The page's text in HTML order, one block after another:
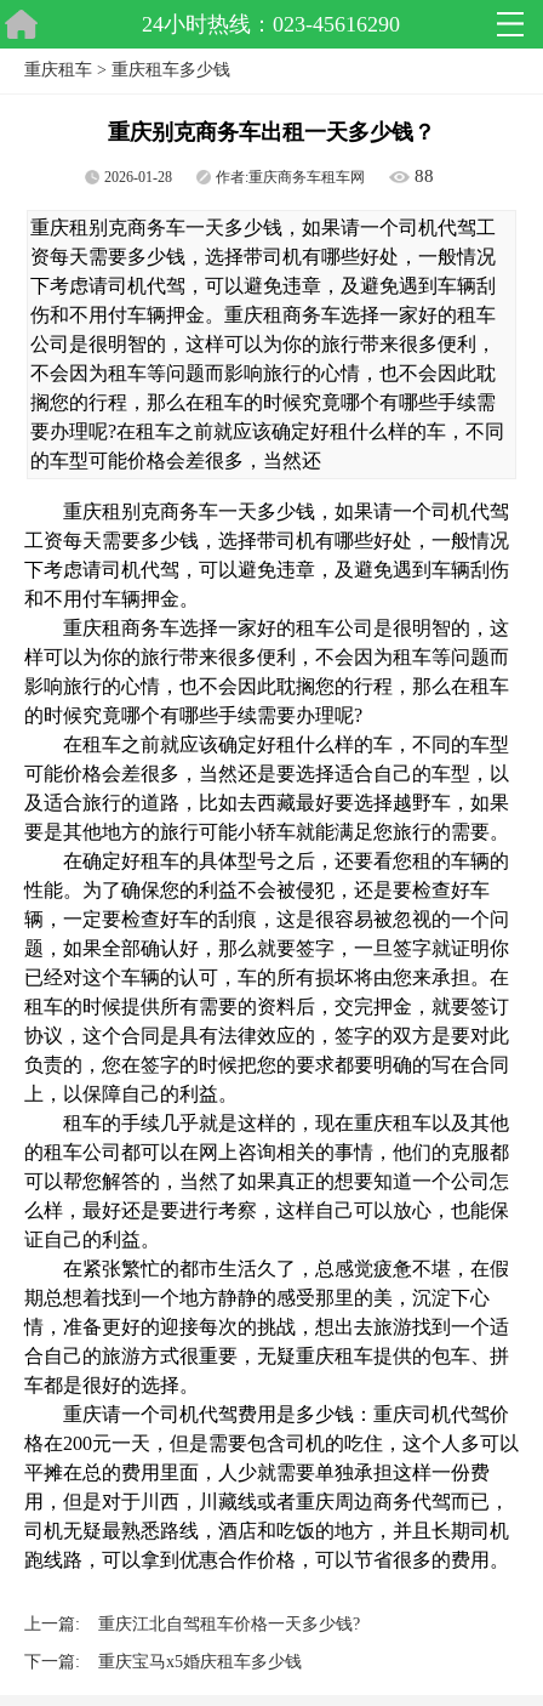
24小时热线：023-45616290
重庆租车 > 重庆租车多少钱
重庆别克商务车出租一天多少钱？
2026-01-28 作者:重庆商务车租车网 88
重庆租别克商务车一天多少钱，如果请一个司机代驾工
资每天需要多少钱，选择带司机有哪些好处，一般情况
下考虑请司机代驾，可以避免违章，及避免遇到车辆刮
伤和不用付车辆押金。重庆租商务车选择一家好的租车
公司是很明智的，这样可以为你的旅行带来很多便利，
不会因为租车等问题而影响旅行的心情，也不会因此耽
搁您的行程，那么在租车的时候究竟哪个有哪些手续需
要办理呢?在租车之前就应该确定好租什么样的车，不同
的车型可能价格会差很多，当然还
重庆租别克商务车一天多少钱，如果请一个司机代驾
工资每天需要多少钱，选择带司机有哪些好处，一般情况
下考虑请司机代驾，可以避免违章，及避免遇到车辆刮伤
和不用付车辆押金。
重庆租商务车选择一家好的租车公司是很明智的，这
样可以为你的旅行带来很多便利，不会因为租车等问题而
影响旅行的心情，也不会因此耽搁您的行程，那么在租车
的时候究竟哪个有哪些手续需要办理呢?
在租车之前就应该确定好租什么样的车，不同的车型
可能价格会差很多，当然还是要选择适合自己的车型，以
及适合旅行的道路，比如去西藏最好要选择越野车，如果
要是其他地方的旅行可能小轿车就能满足您旅行的需要。
在确定好租车的具体型号之后，还要看您租的车辆的
性能。为了确保您的利益不会被侵犯，还是要检查好车
辆，一定要检查好车的刮痕，这是很容易被忽视的一个问
题，如果全部确认好，那么就要签字，一旦签字就证明你
已经对这个车辆的认可，车的所有损坏将由您来承担。在
租车的时候提供所有需要的资料后，交完押金，就要签订
协议，这个合同是具有法律效应的，签字的双方是要对此
负责的，您在签字的时候把您的要求都要明确的写在合同
上，以保障自己的利益。
租车的手续几乎就是这样的，现在重庆租车以及其他
的租车公司都可以在网上咨询相关的事情，他们的克服都
可以帮您解答的，当然了如果真正的想要知道一个公司怎
么样，最好还是要进行考察，这样自己可以放心，也能保
证自己的利益。
在紧张繁忙的都市生活久了，总感觉疲惫不堪，在假
期总想着找到一个地方静静的感受那里的美，沉淀下心
情，准备更好的迎接每次的挑战，想出去旅游找到一个适
合自己的旅游方式很重要，无疑重庆租车提供的包车、拼
车都是很好的选择。
重庆请一个司机代驾费用是多少钱：重庆司机代驾价
格在200元一天，但是需要包含司机的吃住，这个人多可以
平摊在总的费用里面，人少就需要单独承担这样一份费
用，但是对于川西，川藏线或者重庆周边商务代驾而已，
司机无疑最熟悉路线，酒店和吃饭的地方，并且长期司机
跑线路，可以拿到优惠合作价格，可以节省很多的费用。
上一篇: 重庆江北自驾租车价格一天多少钱?
下一篇: 重庆宝马x5婚庆租车多少钱